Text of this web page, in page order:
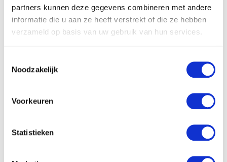
partners kunnen deze gegevens combineren met andere
informatie die u aan ze heeft verstrekt of die ze hebben
verzameld op basis van uw gebruik van hun services.
Noodzakelijk
Voorkeuren
Statistieken
Nattou Cappuccino knuffel
€8.99